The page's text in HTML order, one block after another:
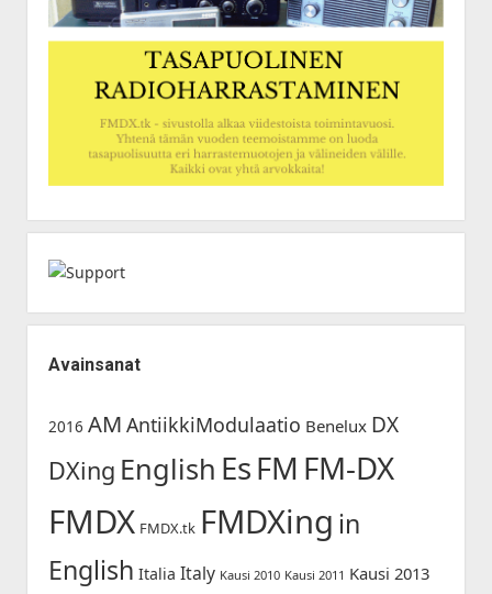
Avainsanat
2016 AM AntiikkiModulaatio Benelux DX
DXing English EsFM FM-DX
FMDX FMDX.tk FMDXing in
English Italia Italy Kausi 2010 Kausi 2011 Kausi 2013